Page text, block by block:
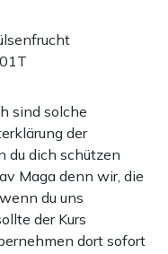
sind solche
der
du dich schützen
Maga denn wir, die
du uns
der Kurs
dort sofort